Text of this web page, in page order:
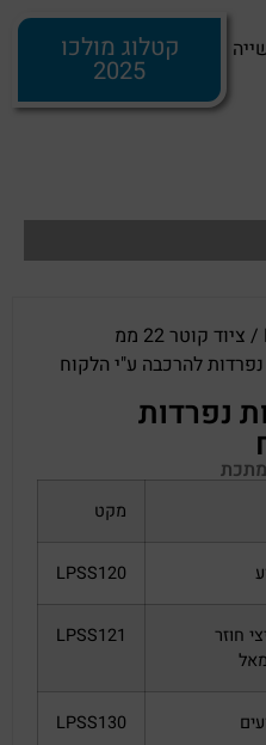
קטלוג מולכו
2025
/
ציוד קוטר 22 ממ
להרכבה ע"י הלקוח
נפרדות
מקט
LPSS120
חוזר
LPSS121
LPSS130